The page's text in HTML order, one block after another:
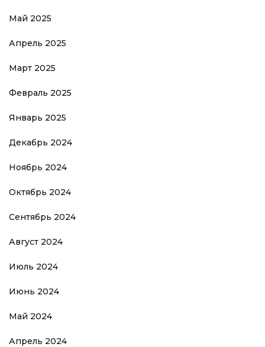
Май 2025
Апрель 2025
Март 2025
Февраль 2025
Январь 2025
Декабрь 2024
Ноябрь 2024
Октябрь 2024
Сентябрь 2024
Август 2024
Июль 2024
Июнь 2024
Май 2024
Апрель 2024